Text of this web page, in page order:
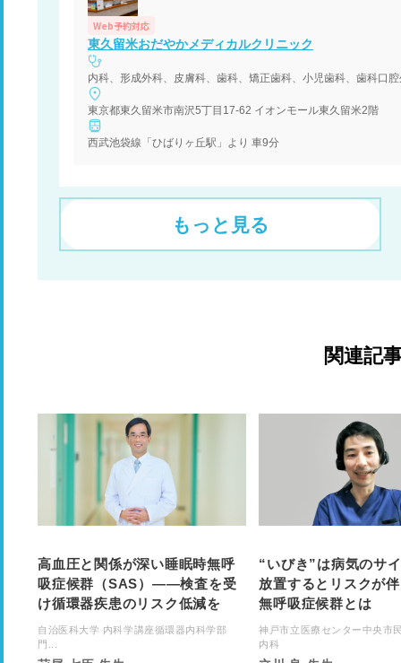
Web予約対応
東久留米おだやかメディカルクリニック
内科、形成外科、皮膚科、歯科、矯正歯科、小児歯科、歯科口
東京都東久留米市南沢5丁目17-62 イオンモール東久留米2階
西武池袋線「ひばりヶ丘駅」より 車9分
もっと見る
関連記
高血圧と関係が深い睡眠時無呼
吸症候群（SAS）――検査を受
け循環器疾患のリスク低減を
自治医科大学 内科学講座循環器内科学部
門...
“いびき”は病気のサ
放置するとリスクが
無呼吸症候群とは
神戸市立医療センター中央市
内科